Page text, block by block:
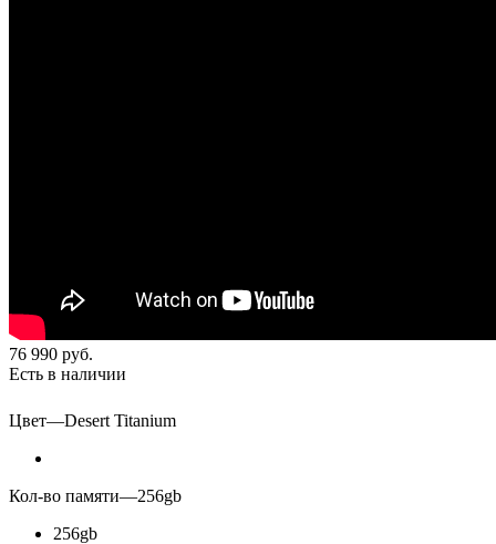
76 990 руб.
Есть в наличии
Цвет—Desert Titanium
Кол-во памяти—256gb
256gb